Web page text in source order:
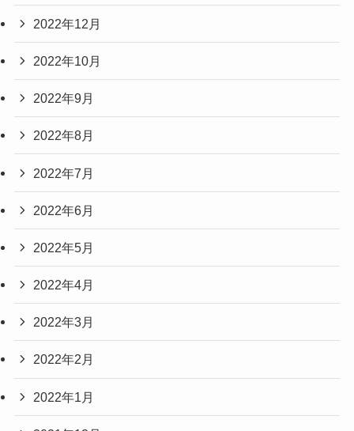
2022年12月
2022年10月
2022年9月
2022年8月
2022年7月
2022年6月
2022年5月
2022年4月
2022年3月
2022年2月
2022年1月